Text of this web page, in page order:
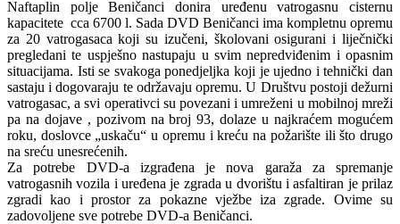
Naftaplin polje Beničanci donira uređenu vatrogasnu cisternu
kapacitete cca 6700 l. Sada DVD Beničanci ima kompletnu opremu
za 20 vatrogasaca koji su izučeni, školovani osigurani i liječnički
pregledani te uspješno nastupaju u svim nepredviđenim i opasnim
situacijama. Isti se svakoga ponedjeljka koji je ujedno i tehnički dan
sastaju i dogovaraju te održavaju opremu. U Društvu postoji dežurni
vatrogasac, a svi operativci su povezani i umreženi u mobilnoj mreži
pa na dojave , pozivom na broj 93, dolaze u najkraćem mogućem
roku, doslovce „uskaču“ u opremu i kreću na požarište ili što drugo
na sreću unesrećenih.
Za potrebe DVD-a izgrađena je nova garaža za spremanje
vatrogasnih vozila i uređena je zgrada u dvorištu i asfaltiran je prilaz
zgradi kao i prostor za pokazne vježbe iza zgrade. Ovime su
zadovoljene sve potrebe DVD-a Beničanci.